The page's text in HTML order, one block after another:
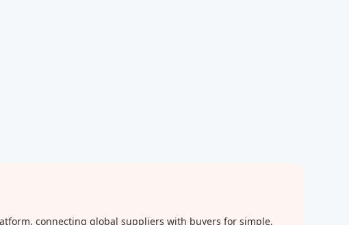
connecting global suppliers with buyers for simple,